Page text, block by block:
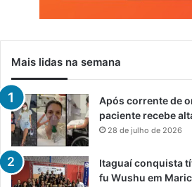
Mais lidas na semana
Após corrente de
paciente recebe
28 de julho de 2026
Itaguaí conquista
fu Wushu em